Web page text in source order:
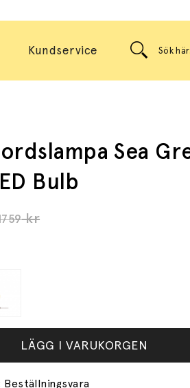
Kundservice
Sea
Bulb
kr
LÄGG I VARUKORGEN